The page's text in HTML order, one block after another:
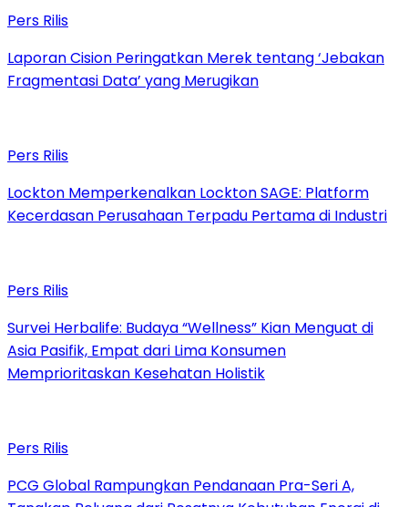
Pers Rilis
Laporan Cision Peringatkan Merek tentang ‘Jebakan
Fragmentasi Data’ yang Merugikan
Pers Rilis
Lockton Memperkenalkan Lockton SAGE: Platform
Kecerdasan Perusahaan Terpadu Pertama di Industri
Pers Rilis
Survei Herbalife: Budaya “Wellness” Kian Menguat di
Asia Pasifik, Empat dari Lima Konsumen
Memprioritaskan Kesehatan Holistik
Pers Rilis
PCG Global Rampungkan Pendanaan Pra-Seri A,